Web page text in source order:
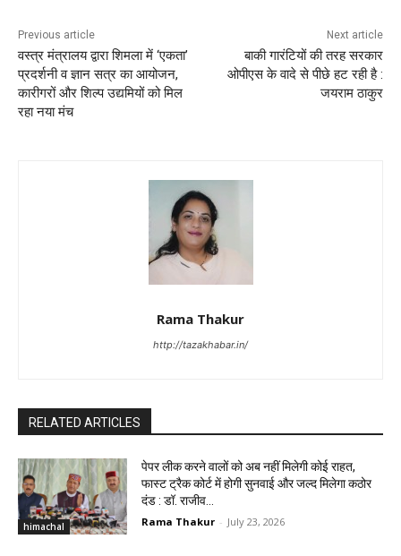
Previous article
वस्त्र मंत्रालय द्वारा शिमला में ‘एकता’
प्रदर्शनी व ज्ञान सत्र का आयोजन,
कारीगरों और शिल्प उद्यमियों को मिल
रहा नया मंच
Next article
बाकी गारंटियों की तरह सरकार
ओपीएस के वादे से पीछे हट रही है :
जयराम ठाकुर
Rama Thakur
http://tazakhabar.in/
RELATED ARTICLES
himachal
पेपर लीक करने वालों को अब नहीं मिलेगी कोई राहत,
फास्ट ट्रैक कोर्ट में होगी सुनवाई और जल्द मिलेगा कठोर
दंड : डॉ. राजीव...
Rama Thakur - July 23, 2026